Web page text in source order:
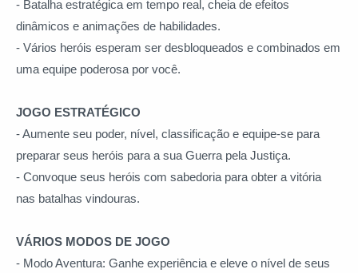
- Batalha estratégica em tempo real, cheia de efeitos
dinâmicos e animações de habilidades.
- Vários heróis esperam ser desbloqueados e combinados em
uma equipe poderosa por você.
JOGO ESTRATÉGICO
- Aumente seu poder, nível, classificação e equipe-se para
preparar seus heróis para a sua Guerra pela Justiça.
- Convoque seus heróis com sabedoria para obter a vitória
nas batalhas vindouras.
VÁRIOS MODOS DE JOGO
- Modo Aventura: Ganhe experiência e eleve o nível de seus